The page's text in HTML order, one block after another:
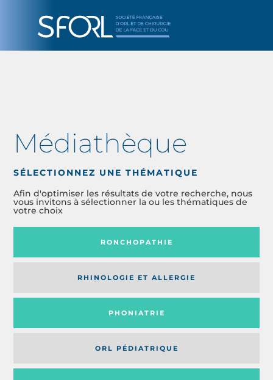
Médiathèque
SÉLECTIONNEZ UNE THÉMATIQUE
Afin d'optimiser les résultats de votre recherche, nous
vous invitons à sélectionner la ou les thématiques de
votre choix
RONCHOPATHIE
RHINOLOGIE ET ALLERGIE
PHONIATRIE
ORL PÉDIATRIQUE